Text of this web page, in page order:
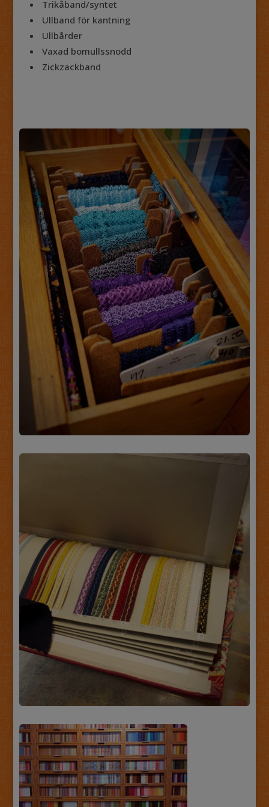
Trikåband/syntet
Ullband för kantning
Ullbårder
Vaxad bomullssnodd
Zickzackband